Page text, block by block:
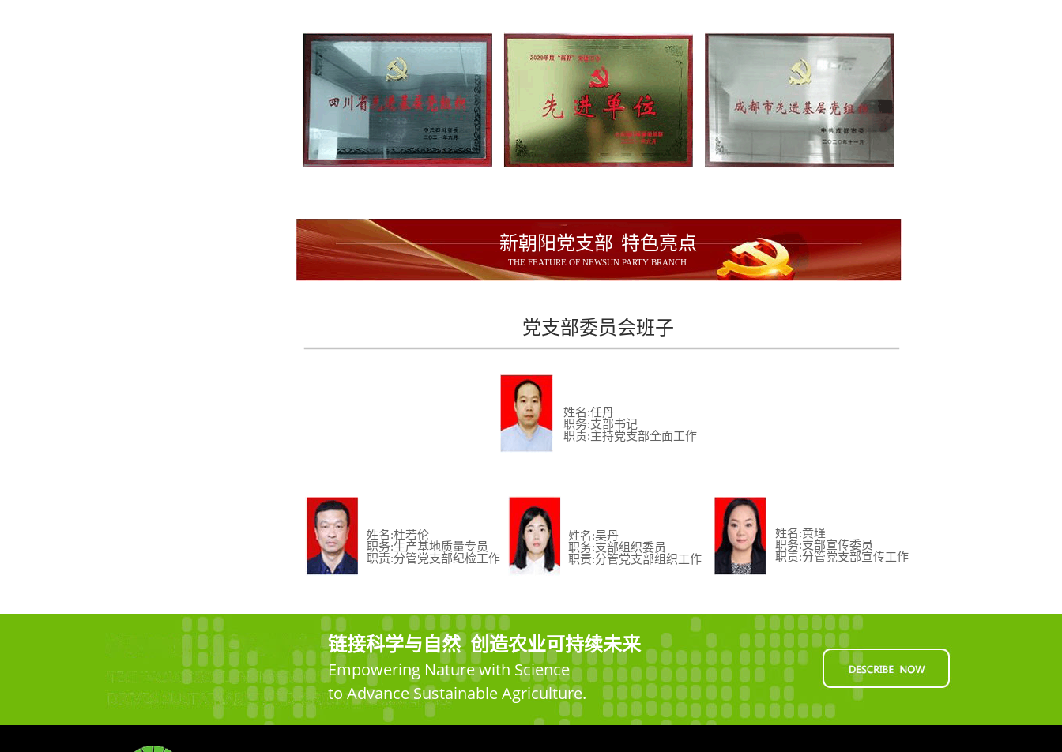
新朝阳党支部 特色亮点
THE FEATURE OF NEWSUN PARTY BRANCH
党支部委员会班子
姓名:任丹
职务:支部书记
职责:主持党支部全面工作
姓名:杜若伦
职务:生产基地质量专员
职责:分管党支部纪检工作
姓名:吴丹
职务:支部组织委员
职责:分管党支部组织工作
姓名:黄瑾
职务:支部宣传委员
职责:分管党支部宣传工作
链接科学与自然 创造农业可持续未来
Empowering Nature with Science
to Advance Sustainable Agriculture.